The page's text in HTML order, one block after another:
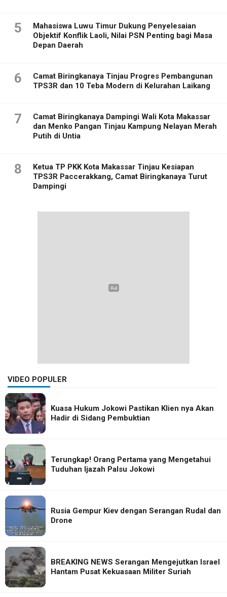
5
Mahasiswa Luwu Timur Dukung Penyelesaian
Objektif Konflik Laoli, Nilai PSN Penting bagi Masa
Depan Daerah
6
Camat Biringkanaya Tinjau Progres Pembangunan
TPS3R dan 10 Teba Modern di Kelurahan Laikang
7
Camat Biringkanaya Dampingi Wali Kota Makassar
dan Menko Pangan Tinjau Kampung Nelayan Merah
Putih di Untia
8
Ketua TP PKK Kota Makassar Tinjau Kesiapan
TPS3R Paccerakkang, Camat Biringkanaya Turut
Dampingi
VIDEO POPULER
Kuasa Hukum Jokowi Pastikan Klien nya Akan
Hadir di Sidang Pembuktian
Terungkap! Orang Pertama yang Mengetahui
Tuduhan Ijazah Palsu Jokowi
Rusia Gempur Kiev dengan Serangan Rudal dan
Drone
BREAKING NEWS Serangan Mengejutkan Israel
Hantam Pusat Kekuasaan Militer Suriah